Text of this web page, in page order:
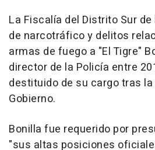
La Fiscalía del Distrito Sur
de narcotráfico y delitos
armas de fuego a "El Tigre"
director de la Policía entre
destituido de su cargo tras
Gobierno.
Bonilla fue requerido por
"sus altas posiciones